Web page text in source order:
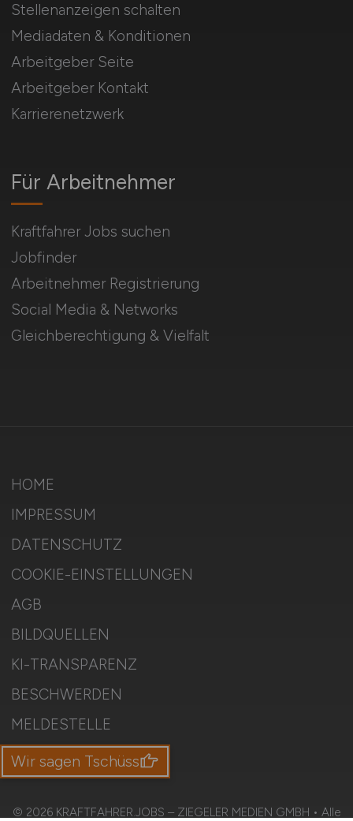
Für Arbeitnehmer
Kraftfahrer Jobs suchen
Jobfinder
Arbeitnehmer Registrierung
Social Media & Networks
Gleichberechtigung & Vielfalt
Stellenanzeigen schalten
Mediadaten & Konditionen
Arbeitgeber Seite
Arbeitgeber Kontakt
Karrierenetzwerk
HOME
IMPRESSUM
DATENSCHUTZ
COOKIE-EINSTELLUNGEN
AGB
BILDQUELLEN
KI-TRANSPARENZ
BESCHWERDEN
MELDESTELLE
SITEMAP
© 2026 KRAFTFAHRER.JOBS – ZIEGELER MEDIEN GMBH • Alle
Wir sagen Tschüss